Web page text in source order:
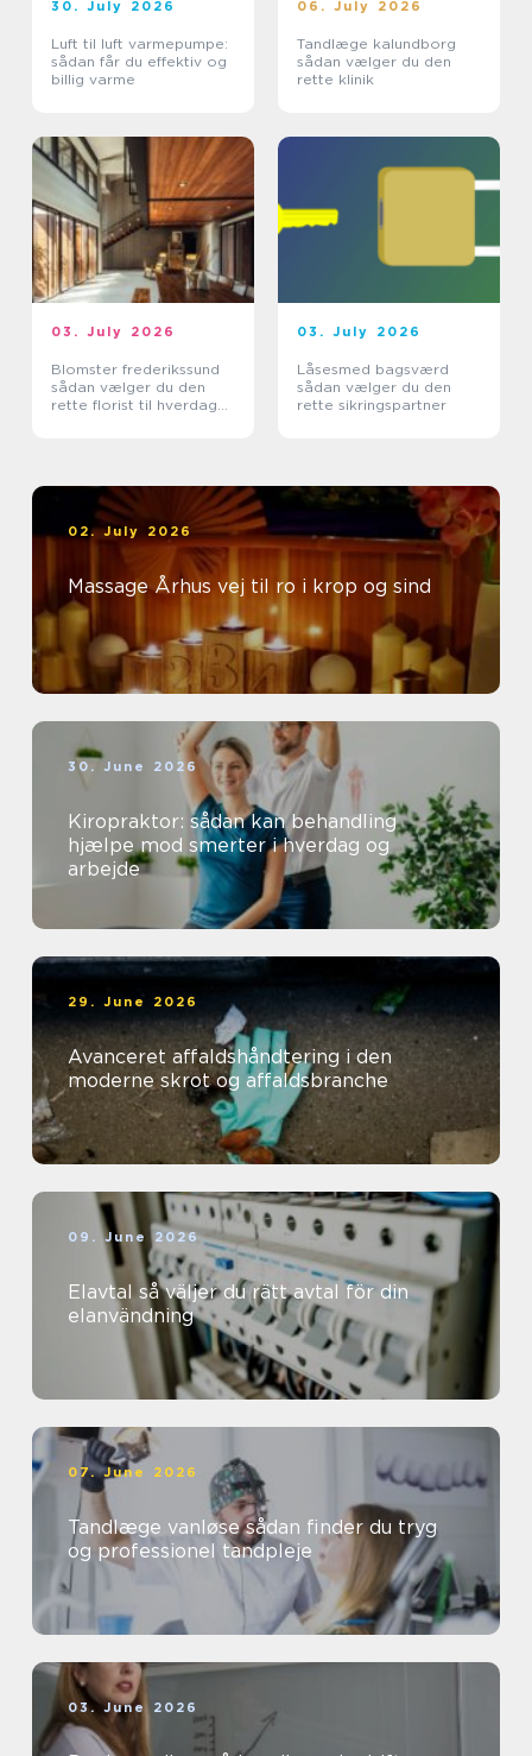
30. July 2026
Luft til luft varmepumpe:
sådan får du effektiv og
billig varme
06. July 2026
Tandlæge kalundborg
sådan vælger du den
rette klinik
03. July 2026
Blomster frederikssund
sådan vælger du den
rette florist til hverdag
03. July 2026
Låsesmed bagsværd
sådan vælger du den
rette sikringspartner
02. July 2026
Massage Århus vej til ro i krop og sind
30. June 2026
Kiropraktor: sådan kan behandling
hjælpe mod smerter i hverdag og
arbejde
29. June 2026
Avanceret affaldshåndtering i den
moderne skrot og affaldsbranche
09. June 2026
Elavtal så väljer du rätt avtal för din
elanvändning
07. June 2026
Tandlæge vanløse sådan finder du tryg
og professionel tandpleje
03. June 2026